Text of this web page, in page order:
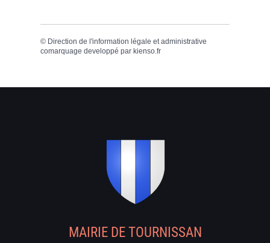
© Direction de l'information légale et administrative
comarquage developpé par kienso.fr
MAIRIE DE TOURNISSAN